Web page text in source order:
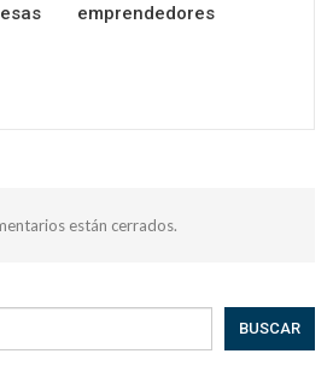
emprendedores
están cerrados.
BUSCAR